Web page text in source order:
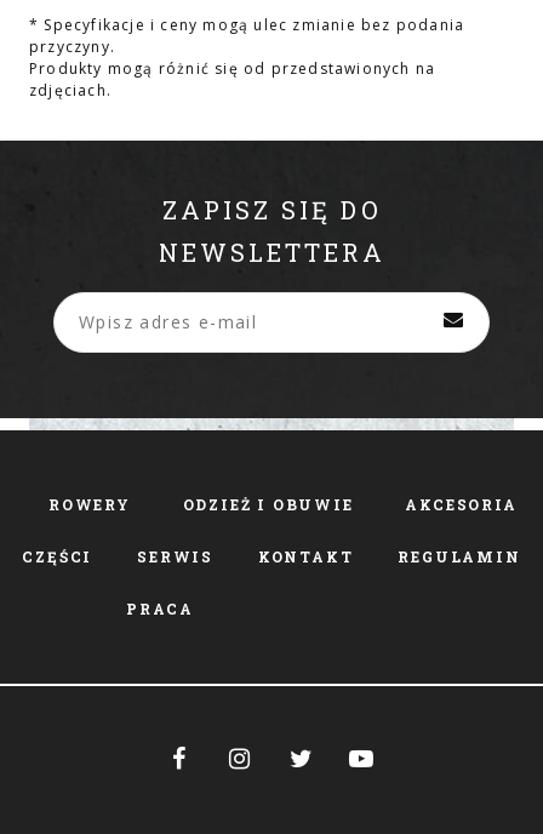
* Specyfikacje i ceny mogą ulec zmianie bez podania
przyczyny.
Produkty mogą różnić się od przedstawionych na
zdjęciach.
ZAPISZ SIĘ DO
NEWSLETTERA
ROWERY ODZIEŻ I OBUWIE AKCESORIA
CZĘŚCI SERWIS KONTAKT REGULAMIN
PRACA
   